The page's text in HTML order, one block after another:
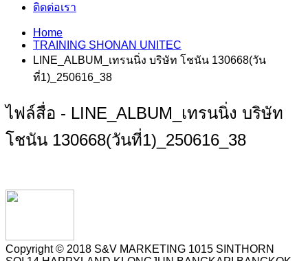
ติดต่อเรา
Home
TRAINING SHONAN UNITEC
LINE_ALBUM_เทรนนิ่ง บริษัท โชนัน 130668(วัน
ที่1)_250616_38
ไฟล์สื่อ - LINE_ALBUM_เทรนนิ่ง บริษัท
โชนัน 130668(วันที่1)_250616_38
Copyright © 2018 S&V MARKETING 1015 SINTHORN